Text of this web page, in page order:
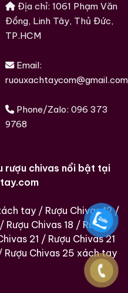
Địa chỉ: 1061 Phạm Văn
Đồng, Linh Tây, Thủ Đức,
TP.HCM
Email:
ruouxachtaycom@gmail.com
Phone/Zalo: 096 373
9768
rượu chivas nổi bật tại
tay / Rượu Chivas 12/
/ Rượu Chivas 18 / Rượu
21 / Rượu Chivas 21
Rượu Chivas 25 xách tay